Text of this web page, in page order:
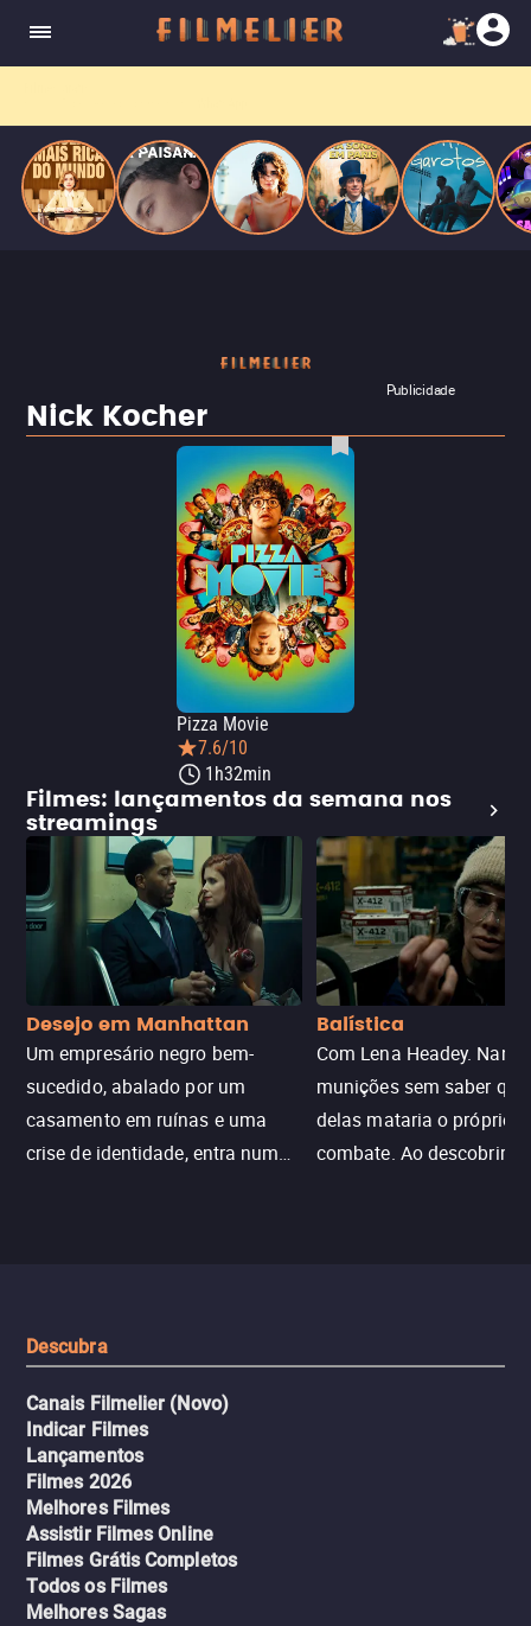
Publicidade
Nick Kocher
Pizza Movie
7.6/10
1h32min
Filmes: lançamentos da semana nos
streamings
Desejo em Manhattan
Um empresário negro bem-
sucedido, abalado por um
casamento em ruínas e uma
crise de identidade, entra num
Balística
Com Lena Headey.
munições sem saber
delas mataria o próprio
combate. Ao descobrir a
do
Mundo
Descubra
Canais Filmelier (Novo)
Indicar Filmes
Lançamentos
Filmes 2026
Melhores Filmes
Assistir Filmes Online
Filmes Grátis Completos
Todos os Filmes
Melhores Sagas